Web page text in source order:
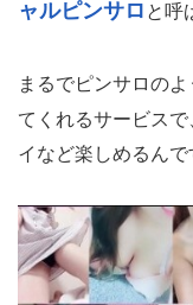
ャルピンサロ と呼
まるでピンサロの
てくれるサービス
イなど楽しめるんで